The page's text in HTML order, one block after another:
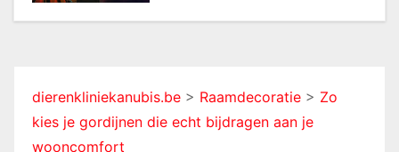
dierenkliniekanubis.be > Raamdecoratie > Zo
kies je gordijnen die echt bijdragen aan je
wooncomfort